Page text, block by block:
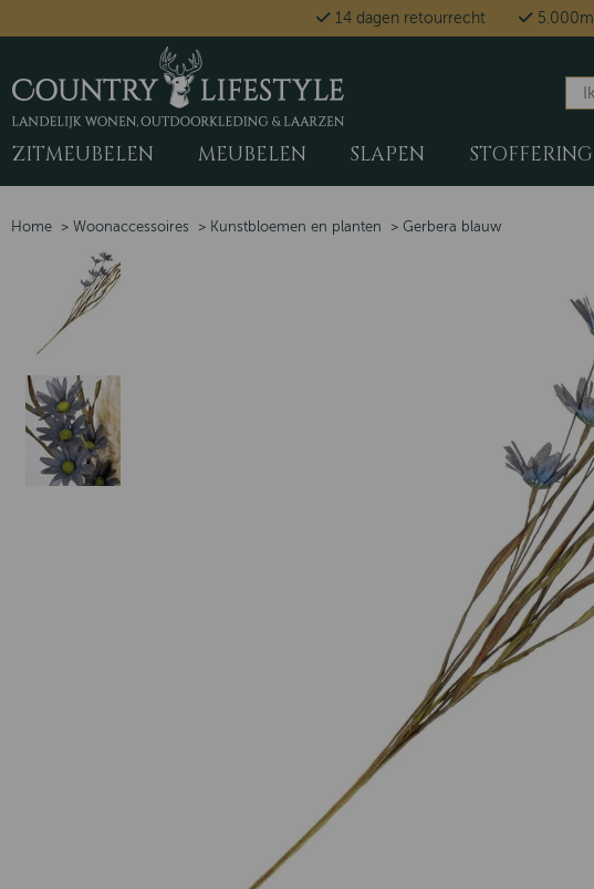
14 dagen retourrecht 5.000m
ZITMEUBELEN MEUBELEN SLAPEN STOFFERING
Home > Woonaccessoires > Kunstbloemen en planten > Gerbera blauw